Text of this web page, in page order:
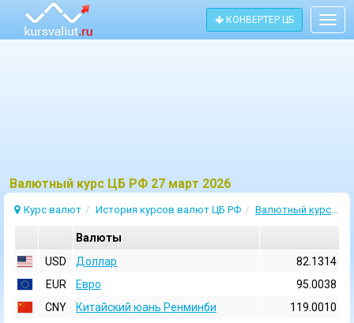
КОНВЕРТЕР ЦБ
Bалютный курс ЦБ РФ 27 март 2026
Курс валют История курсов валют ЦБ РФ Валютный курс 27 Март 2026
Валюты
USD
Доллар
82.1314
EUR
Евро
95.0038
CNY
Китайский юань Ренминби
119.0010